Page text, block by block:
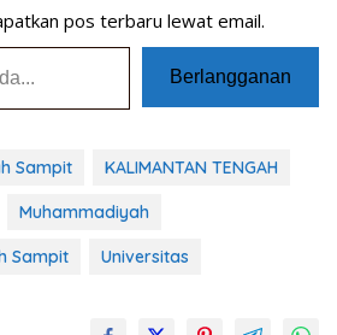
pos terbaru lewat email.
Berlangganan
Sampit KALIMANTAN TENGAH
Muhammadiyah
Sampit Universitas